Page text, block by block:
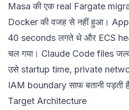
Masa की एक real Fargate
Docker की वजह से नहीं हुआ। App
40 seconds लगते थे और ECS
चल गया। Claude Code files
उसे startup time, private
IAM boundary साफ बतानी पड़ती
Target Architecture